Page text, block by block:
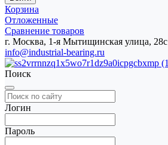
Корзина
Отложенные
Сравнение товаров
г. Москва, 1-я Мытищинская улица, 28с
info@industrial-bearing.ru
Поиск
Логин
Пароль